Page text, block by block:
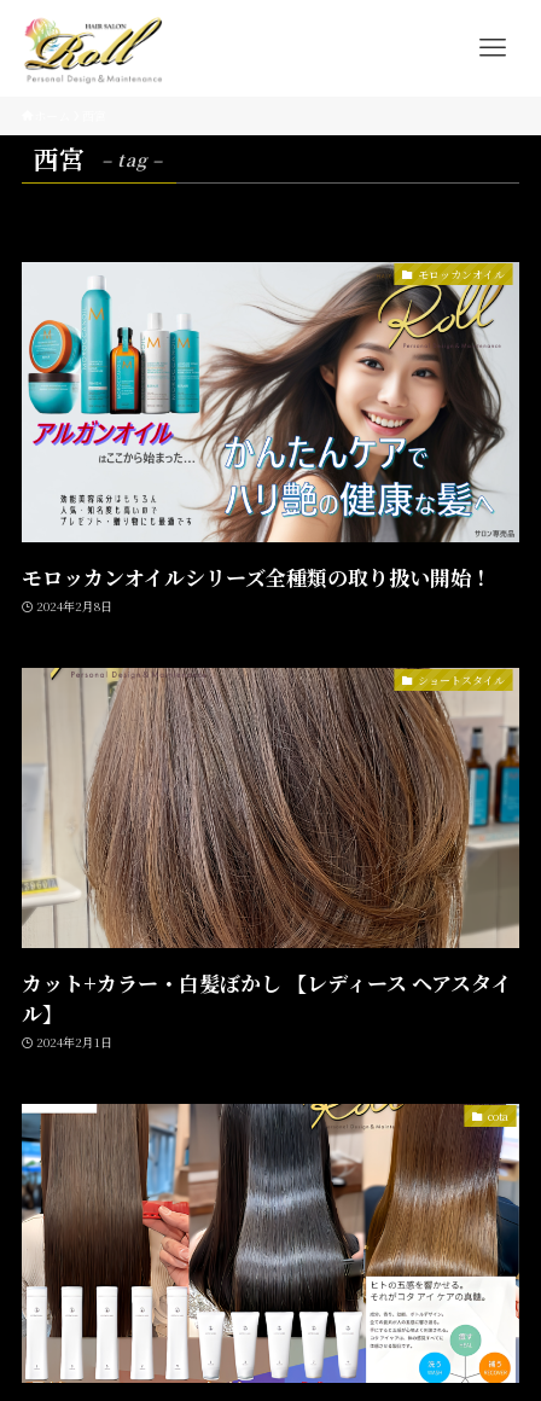
西宮 – tag –
モロッカンオイル
モロッカンオイルシリーズ全種類の取り扱い開始！
2024年2月8日
ショートスタイル
カット+カラー・白髪ぼかし 【レディース ヘアスタイ
ル】
2024年2月1日
cota